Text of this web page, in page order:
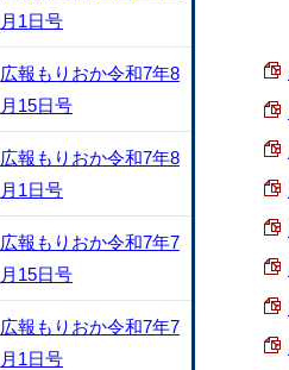
月1日号
広報もりおか令和7年8
月15日号
広報もりおか令和7年8
月1日号
広報もりおか令和7年7
月15日号
広報もりおか令和7年7
月1日号